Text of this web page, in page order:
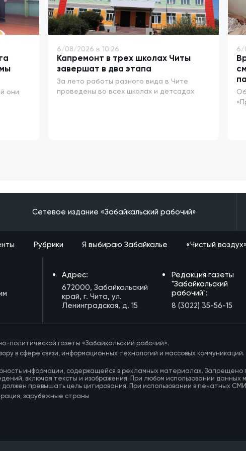
они
6/08/2026 в 10:26
Капремонт в трех школах Читы
завершат в два этапа
За лето работы разного вида в Чите
проведены во всех школах и детсадах
6/
Сетевое издание «Забайкальский рабочий»
Рубрики Я выбираю Забайкалье «Чистый
Адрес:
672000, Забайкальский
край, г. Чита, ул.
Ленинградская, д. 15
Редакция газеты
"Забайкальский
рабочий":
8 (3022) 35-56-15
политической газеты «Забайкальский рабочий».
в сфере связи, информационных технологий и массовых
информации, содержащейся в рекламных материалах.
включая тексты и изображения. При любом использовании
превышать цель цитирования. При использовании в печатных
зарубежные страны